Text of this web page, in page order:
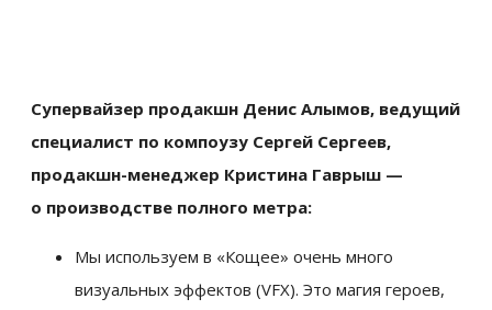
Супервайзер продакшн Денис Алымов, ведущий
специалист по компоузу Сергей Сергеев,
продакшн-менеджер Кристина Гаврыш —
о производстве полного метра:
Мы используем в «Кощее» очень много
визуальных эффектов (VFX). Это магия героев,